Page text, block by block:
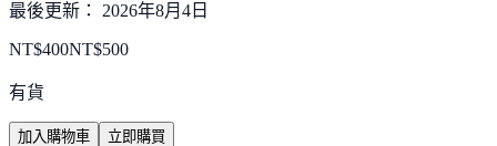
最後更新： 2026年8月4日
NT$400NT$500
有貨
加入購物車 立即購買